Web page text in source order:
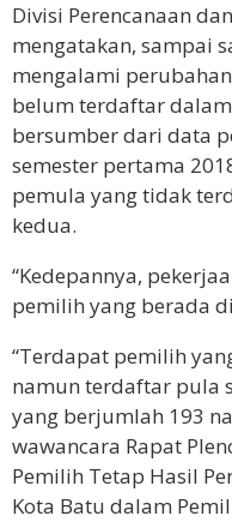
Divisi Perencanaan
mengatakan, sampai
mengalami
belum terdaftar
bersumber dari data
semester pertama
pemula yang tidak
kedua.
“Kedepannya,
pemilih yang berada
“Terdapat pemilih
namun terdaftar pula
yang berjumlah 193
wawancara Rapat
Pemilih Tetap Hasil
Kota Batu dalam